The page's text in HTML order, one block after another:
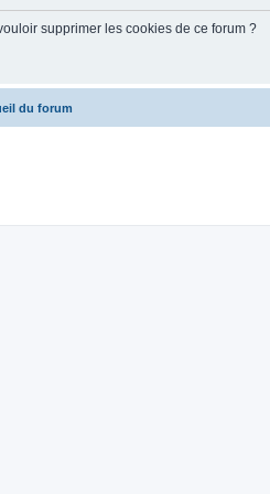
supprimer les cookies de ce forum ?
du forum